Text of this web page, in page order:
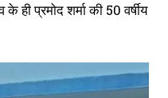
प्रमोद शर्मा की 50 वर्षीय